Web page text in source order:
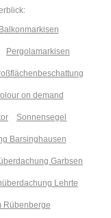
Pergolamarkisen
on demand
Sonnensegel
Barsinghausen
Garbsen
Lehrte
Rübenberge